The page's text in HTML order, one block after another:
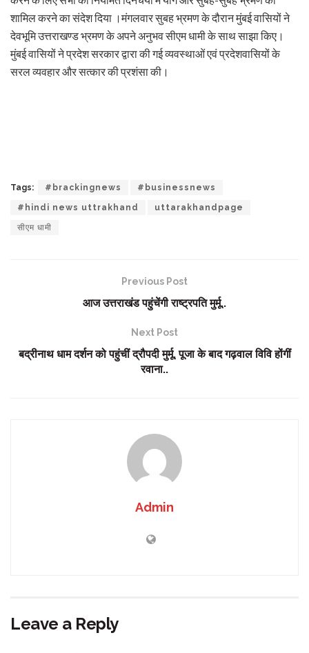
शामिल करने का संदेश दिया ।मंगलवार सुबह भ्रमण के दौरान मुंबई वासियों ने
देवभूमि उत्तराखण्ड भ्रमण के अपने अनुभव सीएम धामी के साथ साझा किए।
मुंबई वासियों ने प्रदेश सरकार द्वारा की गई व्यवस्थाओं एवं प्रदेशवासियों के
सरल व्यवहार और सत्कार की प्रशंसा की।
Tags: #brackingnews #businessnews
#hindi news uttrakhand uttarakhandpage
सीएम धामी
Previous Post
आज उत्तराखंड पहुंचेंगी राष्ट्रपति मुर्मू..
Next Post
बद्रीनाथ धाम दर्शन को पहुंचीं द्रौपदी मुर्मू, पूजा के बाद गढ़वाल विवि होंगीं
रवाना..
Admin
Leave a Reply